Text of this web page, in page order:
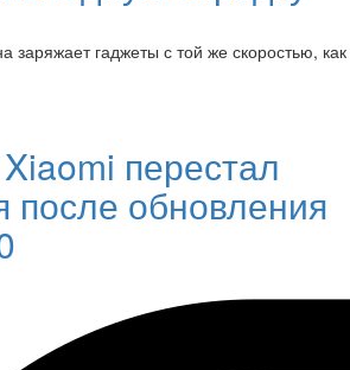
заряжает гаджеты с той же скоростью, как
перестал
после обновления